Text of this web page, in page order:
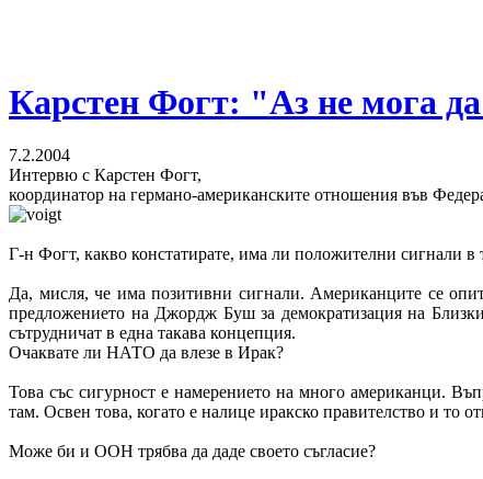
Карстен Фогт: "Аз не мога
7.2.2004
Интервю с Карстен Фогт,
координатор на германо-американските отношения във
Г-н Фогт, какво констатирате, има ли положителни сигнали в
Да, мисля, че има позитивни сигнали. Американците се
предложението на Джордж Буш за демократизация на
сътрудничат в една такава концепция.
Очаквате ли НАТО да влезе в Ирак?
Това със сигурност е намерението на много американци.
там. Освен това, когато е налице иракско правителство и то
Може би и ООН трябва да даде своето съгласие?